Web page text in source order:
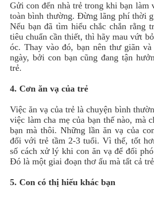
Gửi con đến nhà trẻ trong khi bạn làm
toàn bình thường. Đừng lãng phí thời
Nếu bạn đã tìm hiểu chắc chắn rằng
tiêu chuẩn cần thiết, thì hãy mau vứt
óc. Thay vào đó, bạn nên thư giãn
ngày, bởi con bạn cũng đang tận
trẻ.
4. Cơn ăn vạ của trẻ
Việc ăn vạ của trẻ là chuyện bình
việc làm cha mẹ của bạn thế nào, mà
bạn mà thôi. Những lần ăn vạ của
đối với trẻ tầm 2-3 tuổi. Vì thế, tốt
số cách xử lý khi con ăn vạ để đối
Đó là một giai đoạn thơ ấu mà tất cả trẻ
5. Con có thị hiếu khác bạn